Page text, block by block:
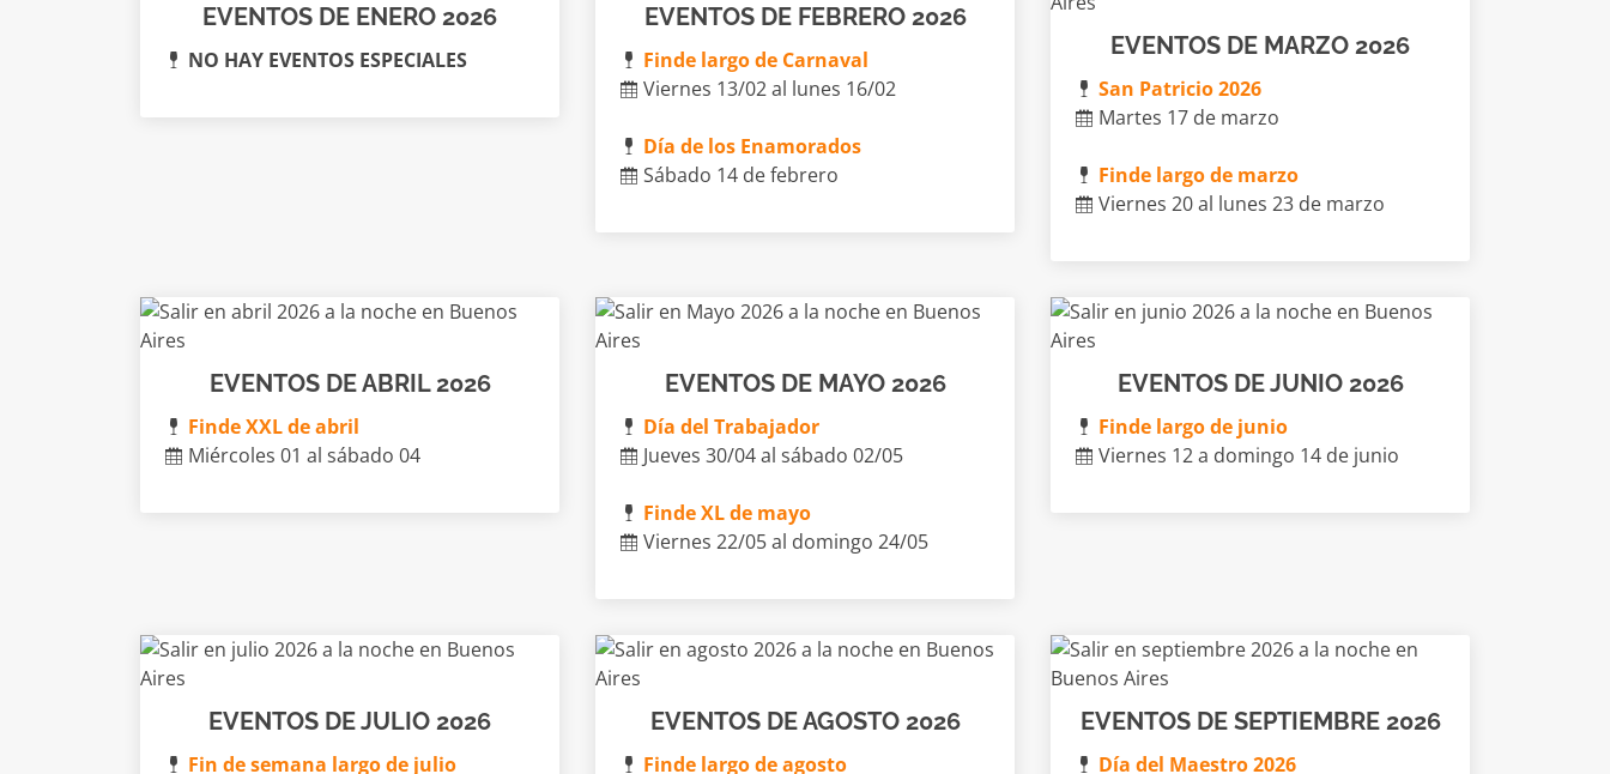
EVENTOS DE ENERO 2026
NO HAY EVENTOS ESPECIALES
EVENTOS DE FEBRERO 2026
Finde largo de Carnaval
Viernes 13/02 al lunes 16/02
Día de los Enamorados
Sábado 14 de febrero
EVENTOS DE MARZO 2026
San Patricio 2026
Martes 17 de marzo
Finde largo de marzo
Viernes 20 al lunes 23 de marzo
EVENTOS DE ABRIL 2026
Finde XXL de abril
Miércoles 01 al sábado 04
EVENTOS DE MAYO 2026
Día del Trabajador
Jueves 30/04 al sábado 02/05
Finde XL de mayo
Viernes 22/05 al domingo 24/05
EVENTOS DE JUNIO 2026
Finde largo de junio
Viernes 12 a domingo 14 de junio
EVENTOS DE JULIO 2026
Fin de semana largo de julio
EVENTOS DE AGOSTO 2026
Finde largo de agosto
EVENTOS DE SEPTIEMBRE 2026
Día del Maestro 2026